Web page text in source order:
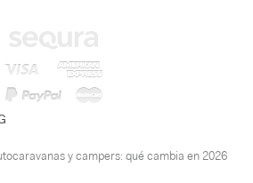
y campers: qué cambia en 2026